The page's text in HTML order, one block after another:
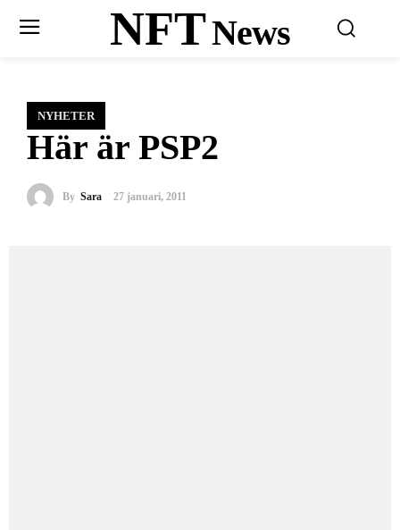
NFTNews
NYHETER
Här är PSP2
By Sara 27 januari, 2011